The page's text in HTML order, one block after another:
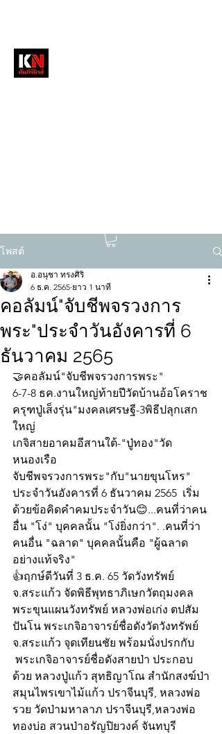
โพสต์
คอลัมน์"จับชีพจรวงการ
พระ"ประจำวันอังคารที่ 6
ธันวาคม 2565
อ.อนุชา ทรงศิริ
6 ธ.ค. 2565 ยาว 1 นาที
🤝คอลัมน์"จับชีพจรวงการพระ"
6-7-8 ธค.งานใหญ่ท้ายปีวัดบ้านอ้อโคราช
ครุฑปู่เส็งรุ่น"มงคลเศรษฐี-3พิธีปลุกเสก
ใหญ่
เกจิสายอาคมอีสานใต้-"ปู่ทอง"วัด
หนองเรือ
จับชีพจรวงการพระ"กับ"นายขุนโหร"
ประจำวันอังคารที่ 6 ธันวาคม 2565  เริ่ม
ด้วยข้อคิดคำคมประจำวัน😊...คนที่ว่าคน
อื่น "โง่" บุคคลนั้น "โง่ยิ่งกว่า". .คนที่ว่า
คนอื่น "ฉลาด" บุคคลนั้นคือ "ผู้ฉลาด
อย่างแท้จริง"
👍ฤกษ์ดีวันที่ 3 ธ.ค. 65 วัดวังทรัพย์
จ.สระแก้ว จัดพิธีพุทธาภิเษกวัตถุมงคล
พระขุนแผนวังทรัพย์ หลวงพ่อเก่ง ตปสัม
ปันโน พระเกจิอาจารย์ชื่อดังวัดวังทรัพย์
จ.สระแก้ว จุดเทียนชัย พร้อมนั่งปรกกับ
ด้วย หลวงปู่แก้ว สุทธิญาโณ สำนักสงฆ์ป่า
สมุนไพรเขาไม้แก้ว ปราจีนบุรี, หลวงพ่อ
รวย วัดป่ามหาลาภ ปราจีนบุรี,หลวงพ่อ
ทองบ่อ สวนป่าอรัญปิยวงค์ จันทบุรี